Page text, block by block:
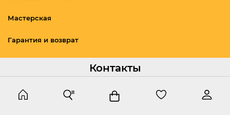
Мастерская
Гарантия и возврат
Контакты